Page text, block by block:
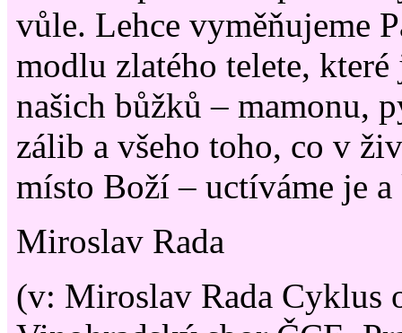
vůle. Lehce vyměňujeme
modlu zlatého telete,
našich bůžků – mamonu,
zálib a všeho toho, co v
místo Boží – uctíváme je
Miroslav Rada
(v: Miroslav Rada Cyklus